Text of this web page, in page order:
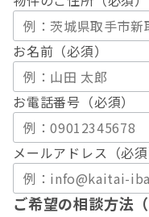
お名前（必須）
お電話番号（必須）
メールアドレス（必須
ご希望の相談方法（